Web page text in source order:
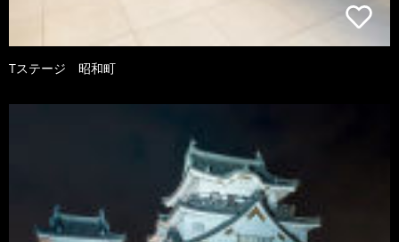
Tステージ 昭和町